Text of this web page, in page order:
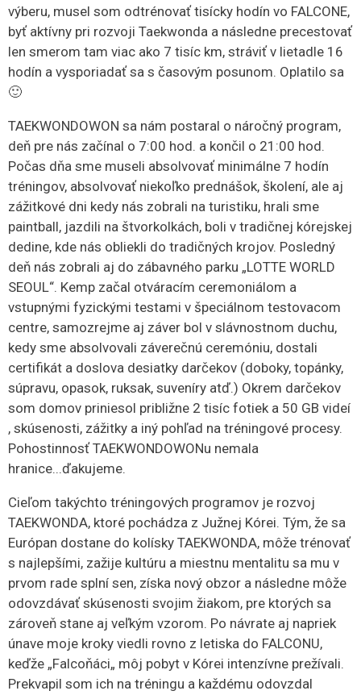
výberu, musel som odtrénovať tisícky hodín vo FALCONE,
byť aktívny pri rozvoji Taekwonda a následne precestovať
len smerom tam viac ako 7 tisíc km, stráviť v lietadle 16
hodín a vysporiadať sa s časovým posunom. Oplatilo sa
🙂
TAEKWONDOWON sa nám postaral o náročný program,
deň pre nás začínal o 7:00 hod. a končil o 21:00 hod.
Počas dňa sme museli absolvovať minimálne 7 hodín
tréningov, absolvovať niekoľko prednášok, školení, ale aj
zážitkové dni kedy nás zobrali na turistiku, hrali sme
paintball, jazdili na štvorkolkách, boli v tradičnej kórejskej
dedine, kde nás obliekli do tradičných krojov. Posledný
deň nás zobrali aj do zábavného parku „LOTTE WORLD
SEOUL“. Kemp začal otváracím ceremoniálom a
vstupnými fyzickými testami v špeciálnom testovacom
centre, samozrejme aj záver bol v slávnostnom duchu,
kedy sme absolvovali záverečnú ceremóniu, dostali
certifikát a doslova desiatky darčekov (doboky, topánky,
súpravu, opasok, ruksak, suveníry atď.) Okrem darčekov
som domov priniesol približne 2 tisíc fotiek a 50 GB videí
, skúsenosti, zážitky a iný pohľad na tréningové procesy.
Pohostinnosť TAEKWONDOWONu nemala
hranice...ďakujeme.
Cieľom takýchto tréningových programov je rozvoj
TAEKWONDA, ktoré pochádza z Južnej Kórei. Tým, že sa
Európan dostane do kolísky TAEKWONDA, môže trénovať
s najlepšími, zažije kultúru a miestnu mentalitu sa mu v
prvom rade splní sen, získa nový obzor a následne môže
odovzdávať skúsenosti svojim žiakom, pre ktorých sa
zároveň stane aj veľkým vzorom. Po návrate aj napriek
únave moje kroky viedli rovno z letiska do FALCONU,
keďže „Falcoňáci„ môj pobyt v Kórei intenzívne prežívali.
Prekvapil som ich na tréningu a každému odovzdal